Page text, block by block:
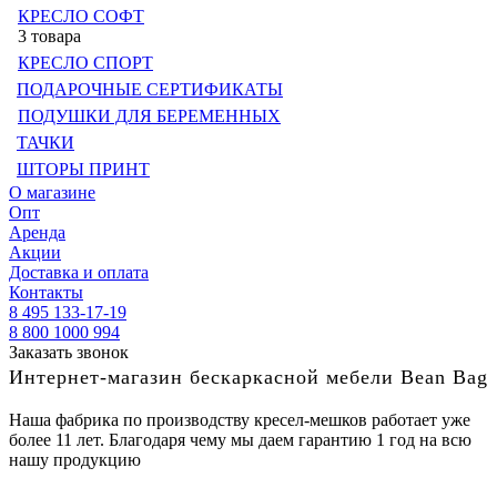
КРЕСЛО СОФТ
3 товара
КРЕСЛО СПОРТ
ПОДАРОЧНЫЕ СЕРТИФИКАТЫ
ПОДУШКИ ДЛЯ БЕРЕМЕННЫХ
ТАЧКИ
ШТОРЫ ПРИНТ
О магазине
Опт
Аренда
Акции
Доставка и оплата
Контакты
8 495 133-17-19
8 800 1000 994
Заказать звонок
Интернет-магазин бескаркасной мебели Bean Bag
Наша фабрика по производству кресел-мешков работает уже
более 11 лет. Благодаря чему мы даем гарантию 1 год на всю
нашу продукцию